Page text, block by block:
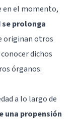
en el momento,
se prolonga
originan otros
dichos
órganos:
a lo largo de
una propensión